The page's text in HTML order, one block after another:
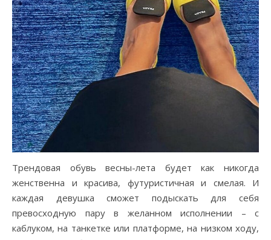
Трендовая обувь весны-лета будет как никогда
женственна и красива, футуристичная и смелая. И
каждая девушка сможет подыскать для себя
превосходную пару в желанном исполнении – с
каблуком, на танкетке или платформе, на низком ходу,